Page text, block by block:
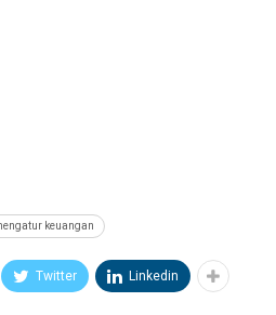
keuangan
Twitter Linkedin